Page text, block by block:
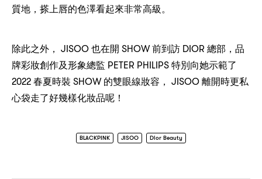
質地 ， 搽上唇的色澤看起來非常高級。
除此之外 ， JISOO 也在開 SHOW前到訪 DIOR 總部 ， 品
牌彩妝創作及形象總監 PETER PHILIPS 特別向她示範了
2022 春夏時裝 SHOW 的雙眼線妝容 ， JISOO 離開時更私
心袋走了好幾樣化妝品呢 ！
BLACKPINK JISOO Dior Beauty